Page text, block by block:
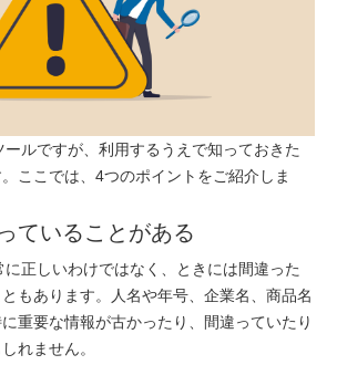
ルですが、利用するうえで知っておきた
ここでは、4つのポイントをご紹介しま
ていることがある
正しいわけではなく、ときには間違った
もあります。人名や年号、企業名、商品名
重要な情報が古かったり、間違っていたり
れません。